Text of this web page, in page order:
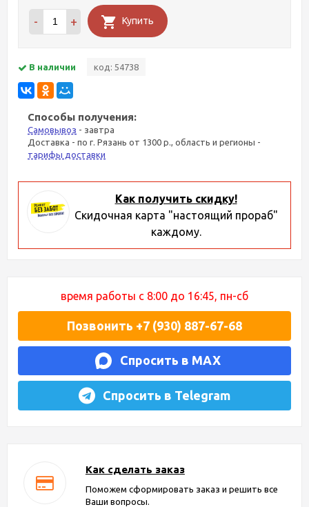
- + Купить
В наличии код: 54738
Способы получения:
Самовывоз - завтра
Доставка - по г. Рязань от 1300 р., область и регионы -
тарифы доставки
Как получить скидку!
Скидочная карта "настоящий прораб"
каждому.
время работы с 8:00 до 16:45, пн-сб
Позвонить +7 (930) 887-67-68
Спросить в MAX
Спросить в Telegram
Как сделать заказ
Поможем сформировать заказ и решить все
Ваши вопросы.